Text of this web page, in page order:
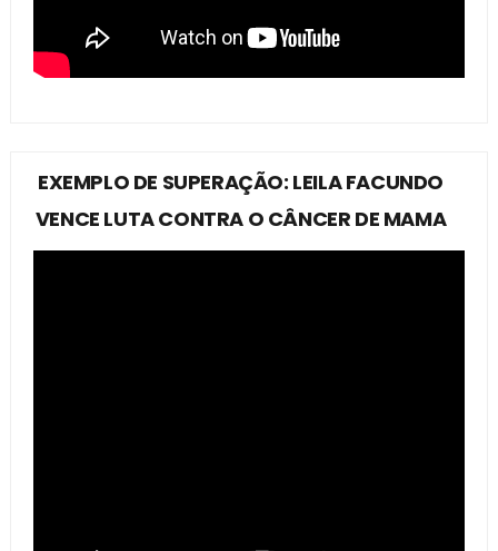
EXEMPLO DE SUPERAÇÃO: LEILA FACUNDO
VENCE LUTA CONTRA O CÂNCER DE MAMA